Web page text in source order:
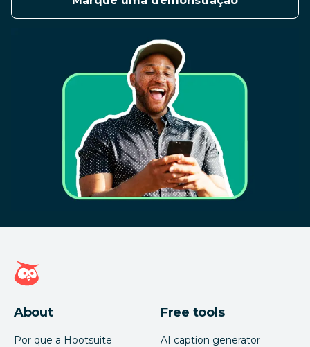
Página inicial da Hootsuite
About
Por que a Hootsuite
Free tools
AI caption generator